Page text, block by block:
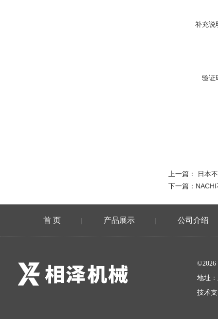
补充说
验证
上一篇：
日本
下一篇：
首 页 | 产品展示 | 公司介绍
地址
技术